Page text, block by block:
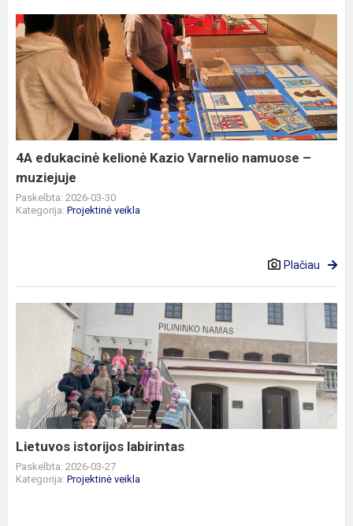
4A
edukacinė
kelionė
Kazio
Varnelio
namuose
–
muziejuje
4A edukacinė kelionė Kazio Varnelio namuose –
muziejuje
Paskelbta: 2026-03-30
Kategorija: Projektinė veikla
Plačiau
Lietuvos
Lietuvos istorijos labirintas
Paskelbta: 2026-03-27
Kategorija: Projektinė veikla